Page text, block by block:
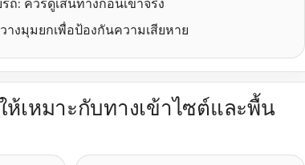
งมุมยกเพื่อป้องกันความเสียหาย
ห้เหมาะกับทางเข้าไซต์และพื้น